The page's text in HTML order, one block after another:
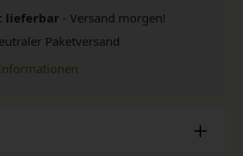
lieferbar - Versand morgen!
Paketversand